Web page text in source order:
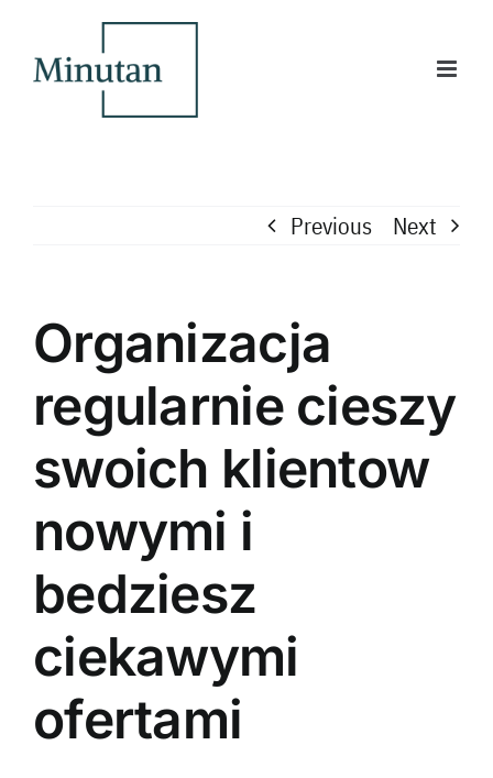
content
Previous Next
Organizacja
regularnie cieszy
swoich klientow
nowymi i
bedziesz
ciekawymi
ofertami